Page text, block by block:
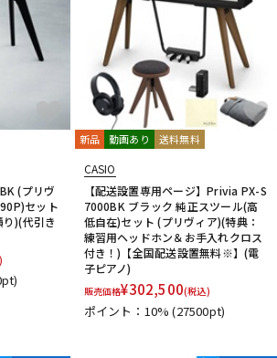
(プリヴ
セット
)(代引き
新品 動画あり 送料無料
CASIO
【配送設置専用ページ】Privia PX-S
7000BK ブラック 純正スツール(高
低自在)セット (プリヴィア)(特典：
練習用ヘッドホン＆お手入れクロス
付き！)【全国配送設置無料※】(電
子ピアノ)
販売価格¥302,500(税込)
ポイント：10%(27500pt)